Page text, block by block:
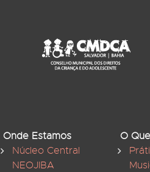
Onde Estamos
Núcleo Central
NEOJIBA
O